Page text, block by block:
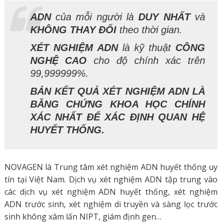
ADNcủa mỗi người làDUY NHẤTvà
KHÔNG THAY ĐỔItheo thời gian.
XÉT NGHIỆM ADNlà kỹ thuật CÔNG
NGHỆ CAO cho độ chính xác trên
99,999999%.
BẢN KẾT QUẢ XÉT NGHIỆM ADN LÀ
BẰNG CHỨNG KHOA HỌC CHÍNH
XÁC NHẤT ĐỂ XÁC ĐỊNH QUAN HỆ
HUYẾT THỐNG.
NOVAGEN là Trung tâm xét nghiệm ADN huyết thống uy
tín tại Việt Nam. Dịch vụ xét nghiệm ADN tập trung vào
các dịch vụ xét nghiệm ADN huyết thống, xét nghiệm
ADN trước sinh, xét nghiệm di truyền và sàng lọc trước
sinh không xâm lấn NIPT, giám định gen…